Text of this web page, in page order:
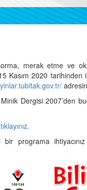
merak etme ve
Kasım 2020
Dergisi 2007’den
tıklayınız.
programa